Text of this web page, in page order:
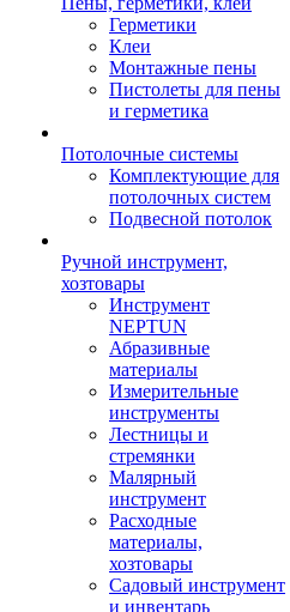
Герметики
Клеи
Монтажные пены
Пистолеты для пены
и герметика
Потолочные системы
Комплектующие для
потолочных систем
Подвесной потолок
Ручной инструмент,
хозтовары
Инструмент
NEPTUN
Абразивные
материалы
Измерительные
инструменты
Лестницы и
стремянки
Малярный
инструмент
Расходные
материалы,
хозтовары
Садовый инструмент
и инвентарь